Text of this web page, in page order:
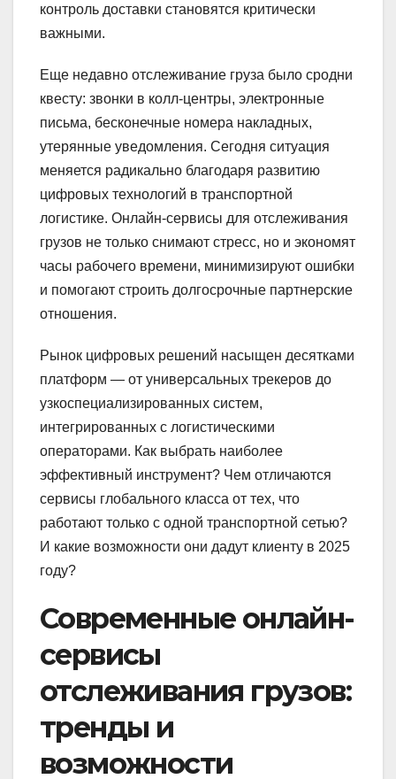
контроль доставки становятся критически
важными.
Еще недавно отслеживание груза было сродни
квесту: звонки в колл-центры, электронные
письма, бесконечные номера накладных,
утерянные уведомления. Сегодня ситуация
меняется радикально благодаря развитию
цифровых технологий в транспортной
логистике. Онлайн-сервисы для отслеживания
грузов не только снимают стресс, но и экономят
часы рабочего времени, минимизируют ошибки
и помогают строить долгосрочные партнерские
отношения.
Рынок цифровых решений насыщен десятками
платформ — от универсальных трекеров до
узкоспециализированных систем,
интегрированных с логистическими
операторами. Как выбрать наиболее
эффективный инструмент? Чем отличаются
сервисы глобального класса от тех, что
работают только с одной транспортной сетью?
И какие возможности они дадут клиенту в 2025
году?
Современные онлайн-
сервисы
отслеживания грузов:
тренды и
возможности